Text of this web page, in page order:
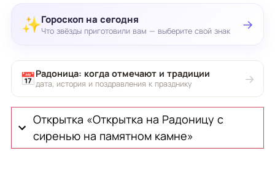
✨Гороскоп на сегодня
Что звёзды приготовили вам — выберите свой знак →
📅Радоница: когда отмечают и традиции
дата, история и поздравления к празднику →
Открытка «Открытка на Радоницу с
сиренью на памятном камне»